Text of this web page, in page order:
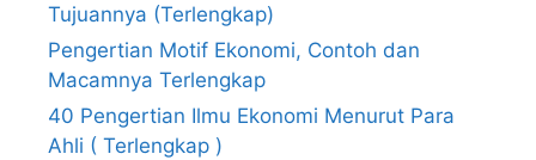
Tujuannya (Terlengkap)
Pengertian Motif Ekonomi, Contoh dan
Macamnya Terlengkap
40 Pengertian Ilmu Ekonomi Menurut Para
Ahli ( Terlengkap )